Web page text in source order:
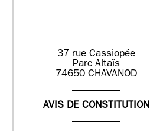
37 rue Cassiopée
Parc Altaïs
74650 CHAVANOD
AVIS DE CONSTITUTION